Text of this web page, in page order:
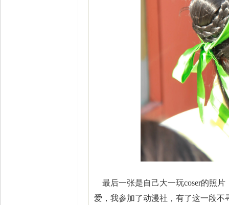
最后一张是自己大一玩coser的照
爱，我参加了动漫社，有了这一段不